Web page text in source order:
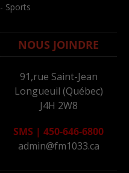
- Sports
NOUS JOINDRE
91,rue Saint-Jean
Longueuil (Québec)
J4H 2W8
SMS | 450-646-6800
admin@fm1033.ca